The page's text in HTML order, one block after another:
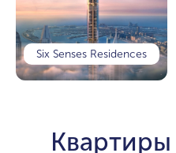
Six Senses Residences